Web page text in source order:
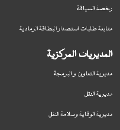
رخصة السياقة
متابعة طلبات استصدار البطاقة الرمادية
المديريات المركزية
مديرية التعاون و البرمجة
مديرية النقل
مديرية الوقاية وسلامة النقل